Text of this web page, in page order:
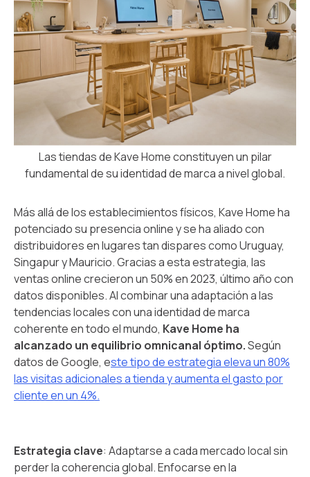
Las tiendas de Kave Home constituyen un pilar
fundamental de su identidad de marca a nivel global.
Más allá de los establecimientos físicos, Kave Home ha
potenciado su presencia online y se ha aliado con
distribuidores en lugares tan dispares como Uruguay,
Singapur y Mauricio. Gracias a esta estrategia, las
ventas online crecieron un 50% en 2023, último año con
datos disponibles. Al combinar una adaptación a las
tendencias locales con una identidad de marca
coherente en todo el mundo, Kave Home ha
alcanzado un equilibrio omnicanal óptimo.Según
datos de Google, este tipo de estrategia eleva un 80%
las visitas adicionales a tienda y aumenta el gasto por
cliente en un 4%.
Estrategia clave: Adaptarse a cada mercado local sin
perder la coherencia global. Enfocarse en la